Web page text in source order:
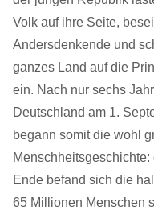
Volk auf ihre Seite,
Andersdenkende und
ganzes Land auf die
ein. Nach nur sechs
Deutschland am 1.
begann somit die wohl
Menschheitsgeschichte:
Ende befand sich die
65 Millionen Menschen